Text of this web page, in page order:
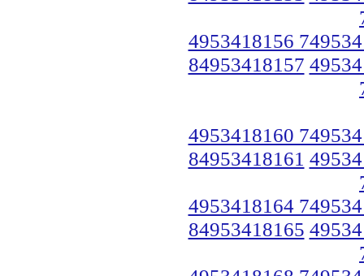
4953418156
84953418157
4953418160
84953418161
4953418164
84953418165